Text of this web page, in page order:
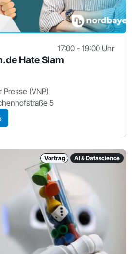
17:00 - 19:00 Uhr
Hate Slam
Presse (VNP)
5
Vortrag AI & Datascience